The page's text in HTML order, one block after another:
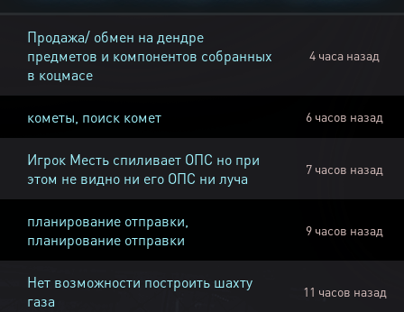
Продажа/ обмен на дендре
предметов и компонентов собранных
в коцмасе
4 часа назад
кометы, поиск комет 6 часов назад
Игрок Месть спиливает ОПС но при
этом не видно ни его ОПС ни луча
7 часов назад
планирование отправки,
планирование отправки
9 часов назад
Нет возможности построить шахту
газа
11 часов назад